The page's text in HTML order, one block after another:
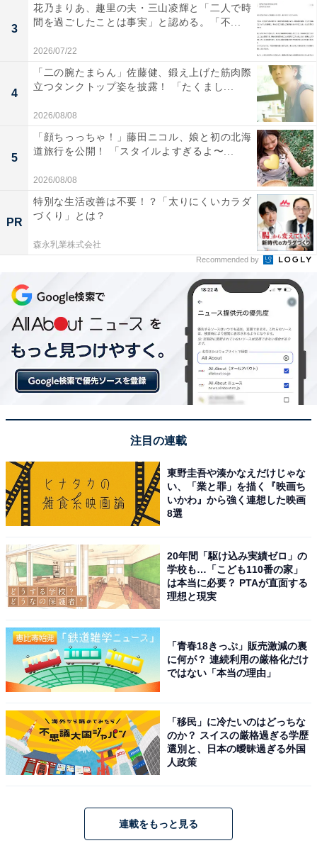
3
花乃まりあ、趣里の夫・三山凌輝と「二人で時
間を過ごしたことは事実」と認める。「不...
2026/07/22
4
「二の腕たまらん」佐藤健、鍛え上げた筋肉際
立つタンクトップ姿を披露！ 「たくまし...
2026/08/08
5
「顔ちっっちゃ！」藤田ニコル、娘と初の北海
道旅行を公開！ 「スタイルよすぎるよ〜...
2026/08/08
PR
特別な生活改善は不要！？「太りにくいカラダ
づくり」とは？
森永乳業株式会社
Recommended by
注目の連載
東野圭吾や湊かなえだけじゃな
い、「業と罪」を描く『映画ち
いかわ』から強く連想した映画
8選
20年間「駆け込み実績ゼロ」の
学校も…「こども110番の家」
は本当に必要？ PTAが直面する
理想と現実
「青春18きっぷ」販売激減の裏
に何が？ 連続利用の厳格化だけ
ではない「本当の理由」
「移民」に冷たいのはどっちな
のか？ スイスの厳格過ぎる学歴
選別と、日本の曖昧過ぎる外国
人政策
連載をもっと見る